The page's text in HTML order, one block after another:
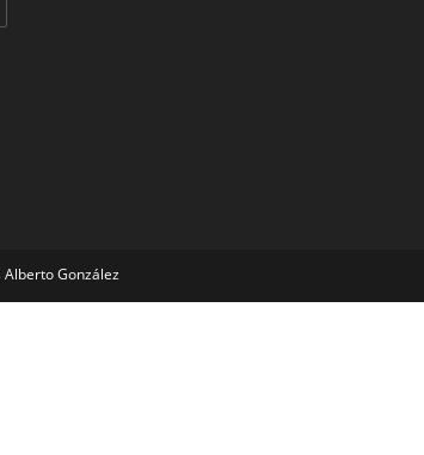
Alberto González